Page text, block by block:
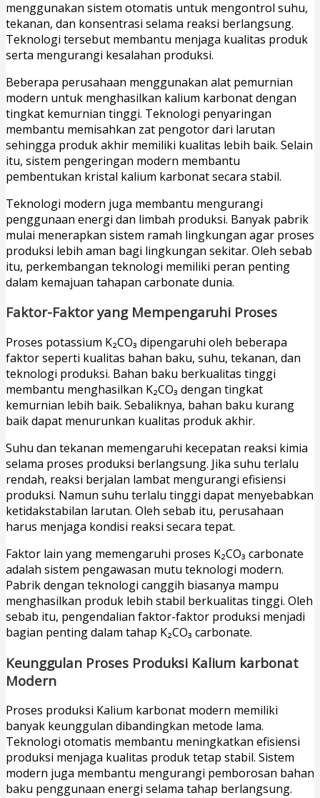
menggunakan sistem otomatis untuk mengontrol suhu,
tekanan, dan konsentrasi selama reaksi berlangsung.
Teknologi tersebut membantu menjaga kualitas produk
serta mengurangi kesalahan produksi.
Beberapa perusahaan menggunakan alat pemurnian
modern untuk menghasilkan kalium karbonat dengan
tingkat kemurnian tinggi. Teknologi penyaringan
membantu memisahkan zat pengotor dari larutan
sehingga produk akhir memiliki kualitas lebih baik. Selain
itu, sistem pengeringan modern membantu
pembentukan kristal kalium karbonat secara stabil.
Teknologi modern juga membantu mengurangi
penggunaan energi dan limbah produksi. Banyak pabrik
mulai menerapkan sistem ramah lingkungan agar proses
produksi lebih aman bagi lingkungan sekitar. Oleh sebab
itu, perkembangan teknologi memiliki peran penting
dalam kemajuan tahapan carbonate dunia.
Faktor-Faktor yang Mempengaruhi Proses
Proses potassium K₂CO₃ dipengaruhi oleh beberapa
faktor seperti kualitas bahan baku, suhu, tekanan, dan
teknologi produksi. Bahan baku berkualitas tinggi
membantu menghasilkan K₂CO₃ dengan tingkat
kemurnian lebih baik. Sebaliknya, bahan baku kurang
baik dapat menurunkan kualitas produk akhir.
Suhu dan tekanan memengaruhi kecepatan reaksi kimia
selama proses produksi berlangsung. Jika suhu terlalu
rendah, reaksi berjalan lambat mengurangi efisiensi
produksi. Namun suhu terlalu tinggi dapat menyebabkan
ketidakstabilan larutan. Oleh sebab itu, perusahaan
harus menjaga kondisi reaksi secara tepat.
Faktor lain yang memengaruhi proses K₂CO₃ carbonate
adalah sistem pengawasan mutu teknologi modern.
Pabrik dengan teknologi canggih biasanya mampu
menghasilkan produk lebih stabil berkualitas tinggi. Oleh
sebab itu, pengendalian faktor-faktor produksi menjadi
bagian penting dalam tahap K₂CO₃ carbonate.
Keunggulan Proses Produksi Kalium karbonat
Modern
Proses produksi Kalium karbonat modern memiliki
banyak keunggulan dibandingkan metode lama.
Teknologi otomatis membantu meningkatkan efisiensi
produksi menjaga kualitas produk tetap stabil. Sistem
modern juga membantu mengurangi pemborosan bahan
baku penggunaan energi selama tahap berlangsung.